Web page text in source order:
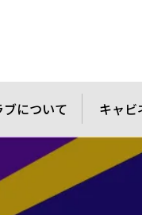
について キャビ